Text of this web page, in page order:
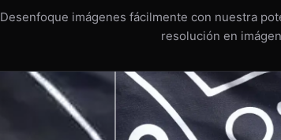
Desenfoque imágenes fácilmente con nuestra
resolución en